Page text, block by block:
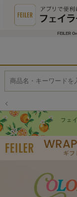
FEILER
物